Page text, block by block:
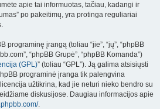
apie tai informuotas, tačiau, kadangi ir
po pakeitimų, yra protinga reguliariai
programinę įrangą (toliau “jie”, “jų”, “phpBB
“phpBB Grupė”, “phpBB Komanda”)
(GPL)” (toliau “GPL”). Ją galima atsisiųsti
programinė įranga tik palengvina
užtikrina, kad jie neturi nieko bendro su
diskusijose. Daugiau informacijos apie
.